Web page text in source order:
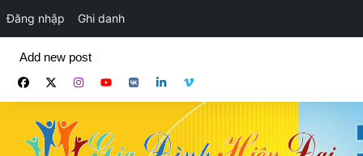
Đăng nhập Ghi danh
phần
Add new post